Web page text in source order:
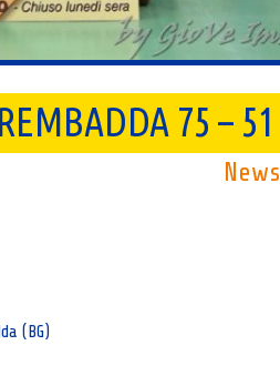
75 – 51
News
(BG)